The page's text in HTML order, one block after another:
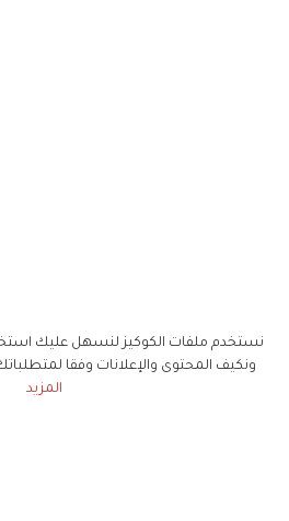
نستخدم ملفات الكوكيز لنسهل عليك
ونكيف المحتوى والإعلانات وفقا
المزيد